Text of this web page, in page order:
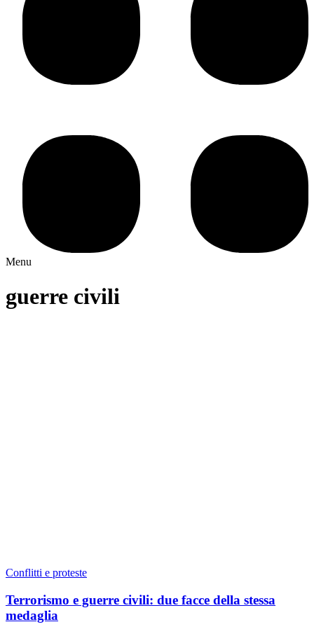
Menu
guerre civili
Conflitti e proteste
Terrorismo e guerre civili: due facce della stessa
medaglia